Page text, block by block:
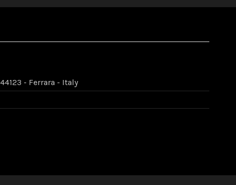
- Ferrara - Italy